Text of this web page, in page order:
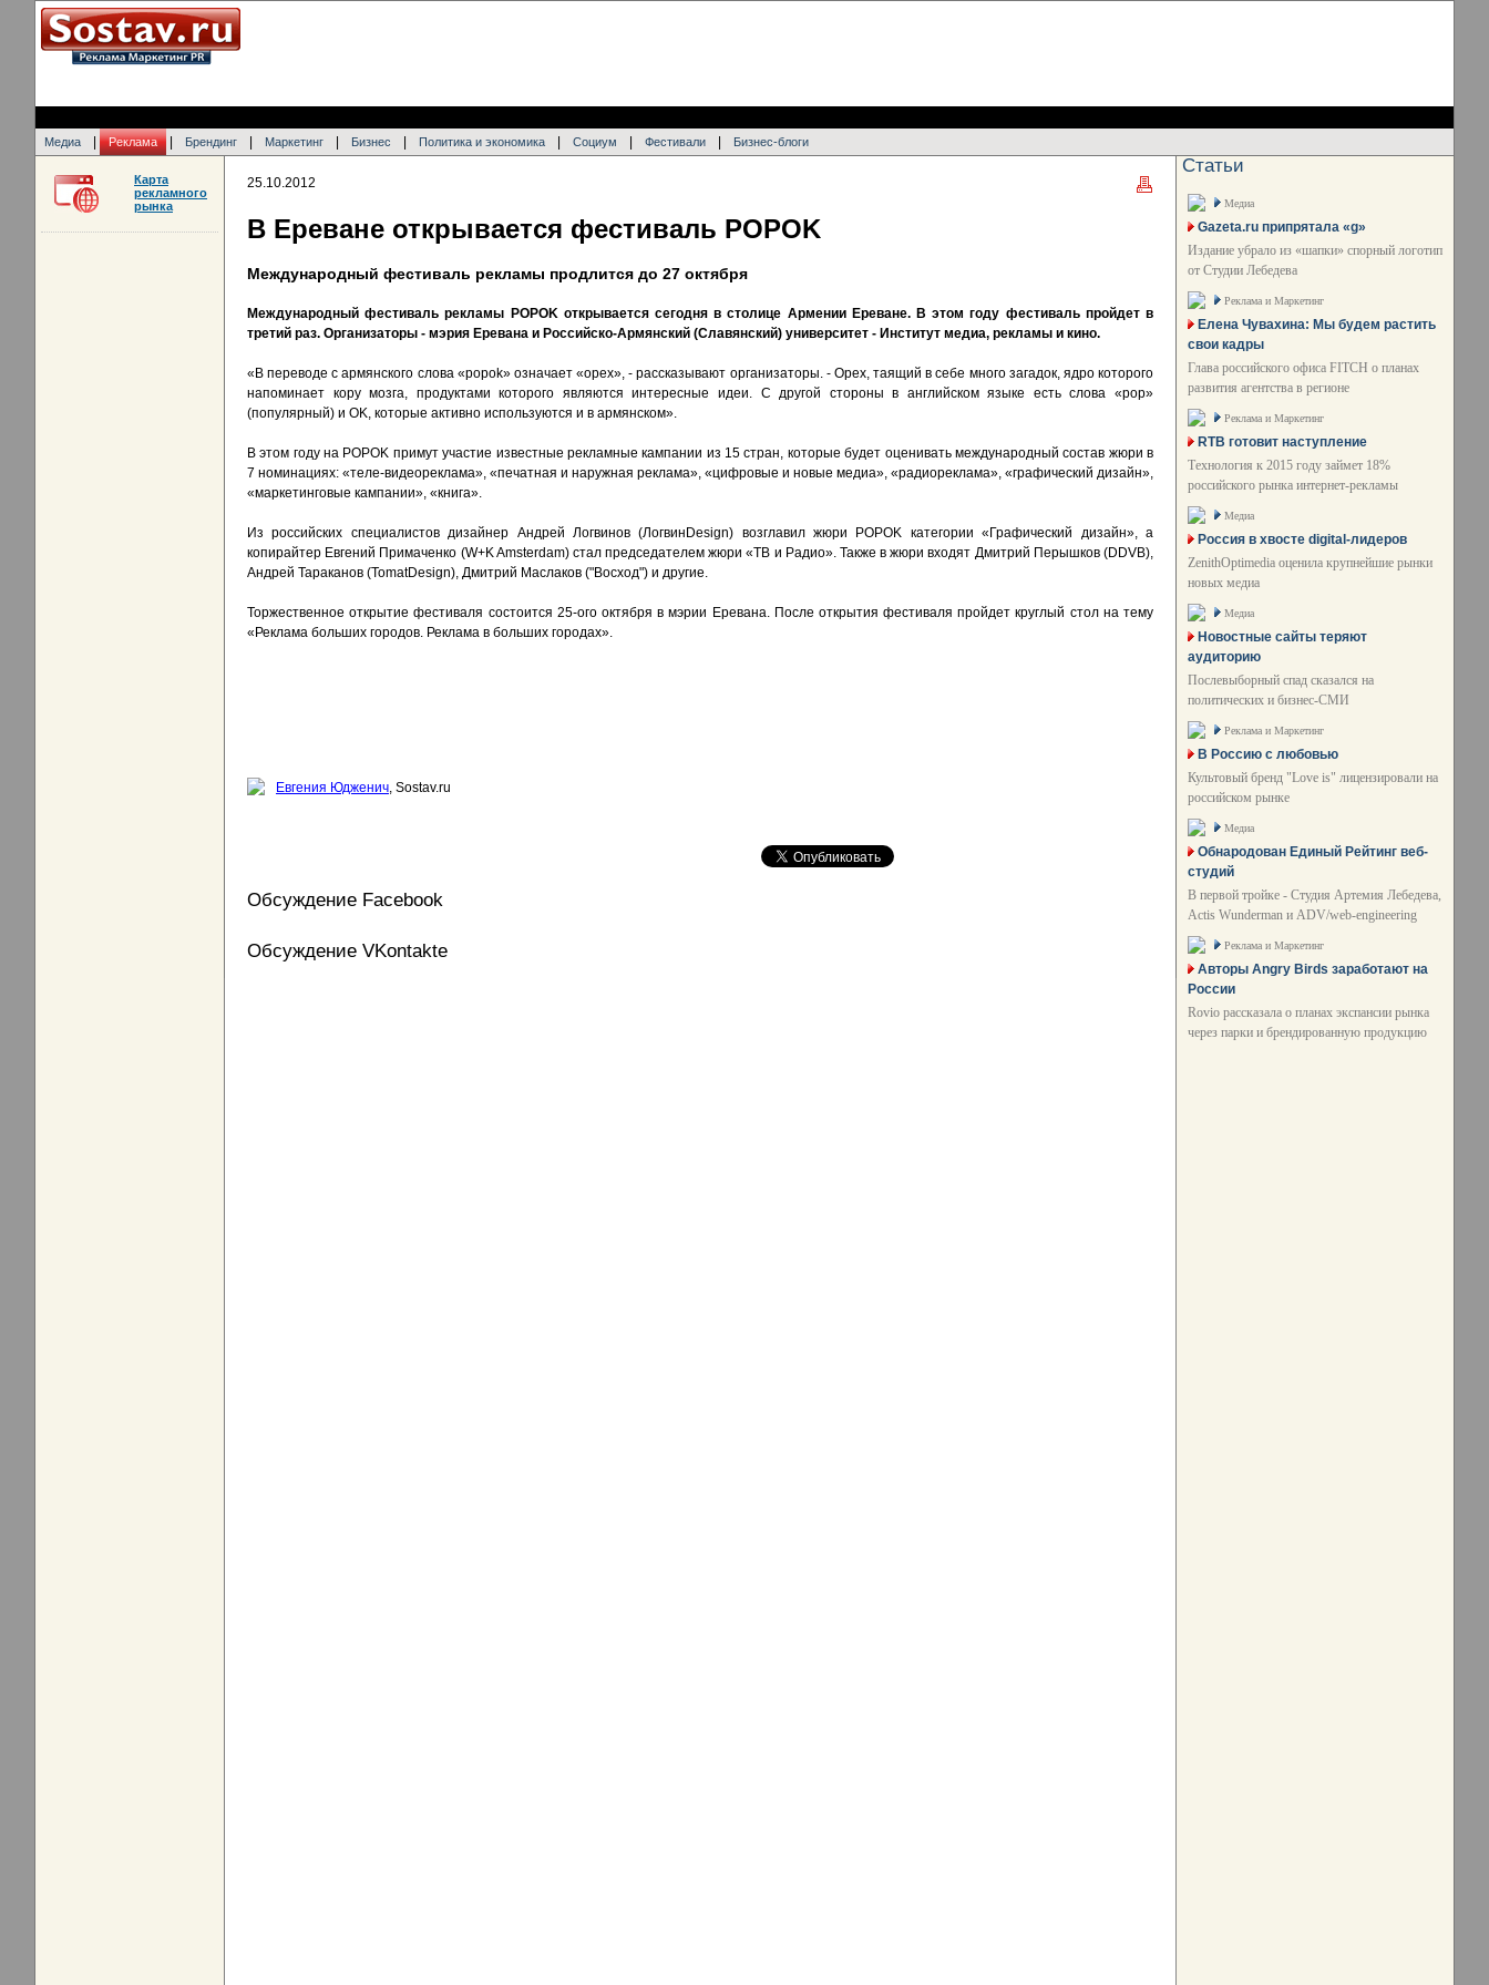
Медиа Реклама Брендинг Маркетинг Бизнес Политика и экономика Социум Фестивали Бизнес-блоги
25.10.2012
В Ереване открывается фестиваль POPOK
Международный фестиваль рекламы продлится до 27 октября
Международный фестиваль рекламы POPOK открывается сегодня в столице Армении Ереване. В этом году фестиваль пройдет в
третий раз. Организаторы - мэрия Еревана и Российско-Армянский (Славянский) университет - Институт медиа, рекламы и кино.
«В переводе с армянского слова «popok» означает «орех», - рассказывают организаторы. - Орех, таящий в себе много загадок, ядро которого
напоминает кору мозга, продуктами которого являются интересные идеи. С другой стороны в английском языке есть слова «pop»
(популярный) и OK, которые активно используются и в армянском».
В этом году на POPOK примут участие известные рекламные кампании из 15 стран, которые будет оценивать международный состав жюри в
7 номинациях: «теле-видеореклама», «печатная и наружная реклама», «цифровые и новые медиа», «радиореклама», «графический дизайн»,
«маркетинговые кампании», «книга».
Из российских специалистов дизайнер Андрей Логвинов (ЛогвинDesign) возглавил жюри POPOK категории «Графический дизайн», а
копирайтер Евгений Примаченко (W+K Amsterdam) стал председателем жюри «ТВ и Радио». Также в жюри входят Дмитрий Перышков (DDVB),
Андрей Тараканов (TomatDesign), Дмитрий Маслаков ("Восход") и другие.
Торжественное открытие фестиваля состоится 25-ого октября в мэрии Еревана. После открытия фестиваля пройдет круглый стол на тему
«Реклама больших городов. Реклама в больших городах».
Евгения Юдженич, Sostav.ru
Обсуждение Facebook
Обсуждение VKontakte
Карта
рекламного
рынка
Статьи
Медиа
Gazeta.ru припрятала «g»
Издание убрало из «шапки» спорный логотип
от Студии Лебедева
Реклама и Маркетинг
Елена Чувахина: Мы будем растить
свои кадры
Глава российского офиса FITCH о планах
развития агентства в регионе
Реклама и Маркетинг
RTB готовит наступление
Технология к 2015 году займет 18%
российского рынка интернет-рекламы
Медиа
Россия в хвосте digital-лидеров
ZenithOptimedia оценила крупнейшие рынки
новых медиа
Медиа
Новостные сайты теряют
аудиторию
Послевыборный спад сказался на
политических и бизнес-СМИ
Реклама и Маркетинг
В Россию с любовью
Культовый бренд "Love is" лицензировали на
российском рынке
Медиа
Обнародован Единый Рейтинг веб-
студий
В первой тройке - Студия Артемия Лебедева,
Actis Wunderman и ADV/web-engineering
Реклама и Маркетинг
Авторы Angry Birds заработают на
России
Rovio рассказала о планах экспансии рынка
через парки и брендированную продукцию